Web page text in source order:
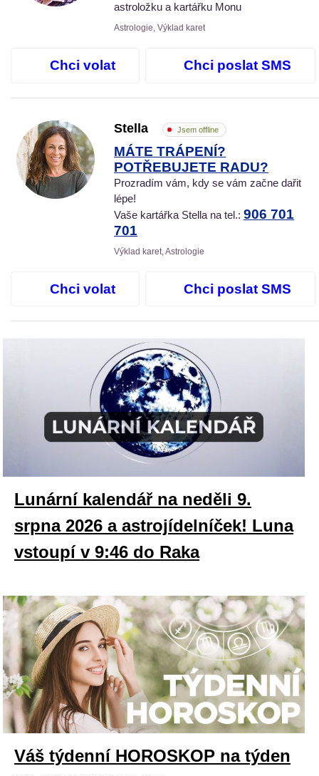
astroložku a kartářku Monu
Astrologie, Výklad karet
Chci volat Chci poslat SMS
Stella Jsem offline
MÁTE TRÁPENÍ?
POTŘEBUJETE RADU?
Prozradím vám, kdy se vám začne dařit
lépe!
Vaše kartářka Stella na tel.: 906 701
701
Výklad karet, Astrologie
Chci volat Chci poslat SMS
Lunární kalendář na neděli 9.
srpna 2026 a astrojídelníček! Luna
vstoupí v 9:46 do Raka
Váš týdenní HOROSKOP na týden